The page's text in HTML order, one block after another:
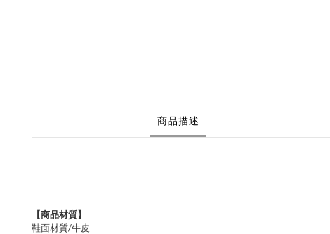
商品描述
【商品材質】
鞋面材質/牛皮